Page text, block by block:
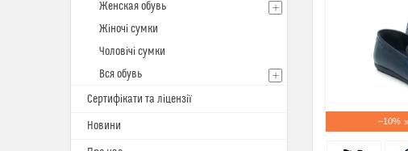
–10%
Женская обувь
Жіночі сумки
Чоловічі сумки
Вся обувь
Сертифікати та ліцензії
Новини